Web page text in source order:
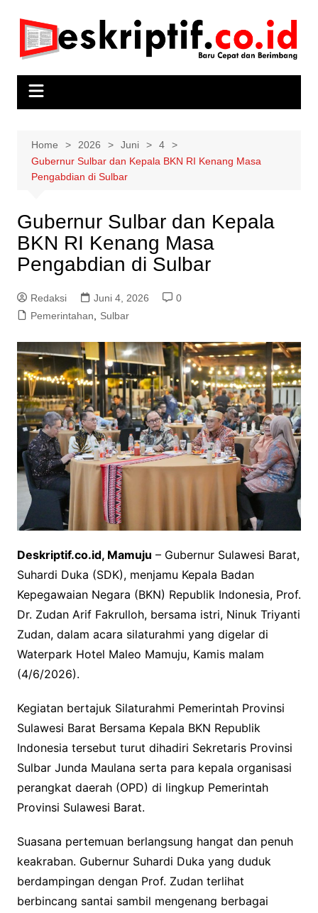
content
Home 2026 Juni
4
Gubernur Sulbar dan Kepala BKN RI Kenang Masa
Pengabdian di Sulbar
Gubernur Sulbar dan Kepala
BKN RI Kenang Masa
Pengabdian di Sulbar
Redaksi Juni 4, 2026
0
Pemerintahan
Sulbar
Deskriptif.co.id, Mamuju – Gubernur Sulawesi Barat,
Suhardi Duka (SDK), menjamu Kepala Badan
Kepegawaian Negara (BKN) Republik Indonesia, Prof.
Dr. Zudan Arif Fakrulloh, bersama istri, Ninuk Triyanti
Zudan, dalam acara silaturahmi yang digelar di
Waterpark Hotel Maleo Mamuju, Kamis malam
(4/6/2026).
Kegiatan bertajuk Silaturahmi Pemerintah Provinsi
Sulawesi Barat Bersama Kepala BKN Republik
Indonesia tersebut turut dihadiri Sekretaris Provinsi
Sulbar Junda Maulana serta para kepala organisasi
perangkat daerah (OPD) di lingkup Pemerintah
Provinsi Sulawesi Barat.
Suasana pertemuan berlangsung hangat dan penuh
keakraban. Gubernur Suhardi Duka yang duduk
berdampingan dengan Prof. Zudan terlihat
berbincang santai sambil mengenang berbagai